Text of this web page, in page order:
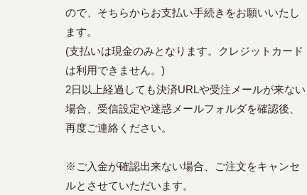
ので、そちらからお支払い手続きをお願いいたし
ます。
(支払いは現金のみとなります。クレジットカード
は利用できません。)
2日以上経過しても決済URLや受注メールが来ない
場合、受信設定や迷惑メールフォルダを確認後、
再度ご連絡ください。
※ご入金が確認出来ない場合、ご注文をキャンセ
ルとさせていただいます。